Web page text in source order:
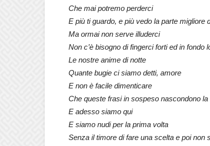
Che mai potremo perderci
E più ti guardo, e più vedo la parte migliore
Ma ormai non serve illuderci
Non c’è bisogno di fingerci forti ed in fondo
Le nostre anime di notte
Quante bugie ci siamo detti, amore
E non è facile dimenticare
Che queste frasi in sospeso nascondono la
E adesso siamo qui
E siamo nudi per la prima volta
Senza il timore di fare una scelta e poi non